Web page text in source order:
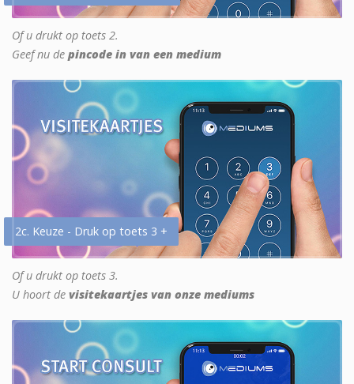
Of u drukt op toets 2.
Geef nu de pincode in van een medium
2c. Keuze - Druk op toets 3 +
Of u drukt op toets 3.
U hoort de visitekaartjes van onze mediums